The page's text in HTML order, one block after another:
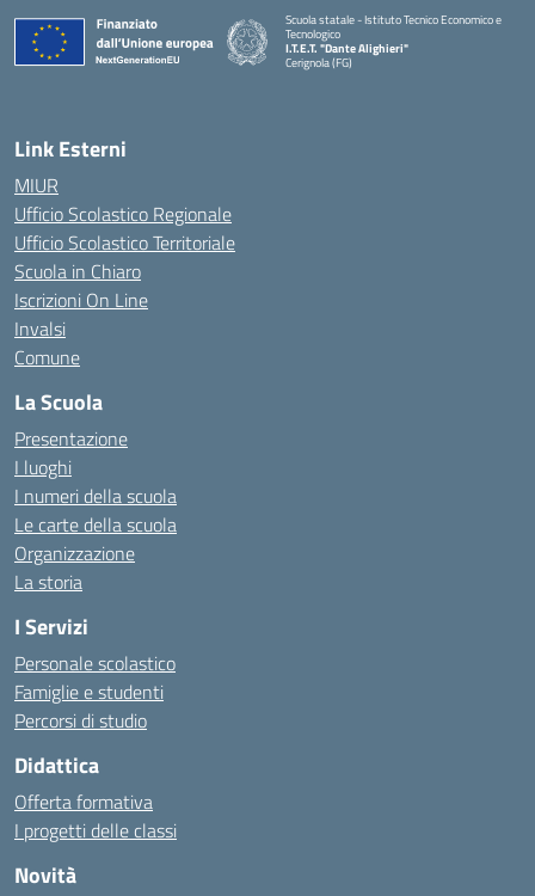
Scuola statale - Istituto Tecnico Economico e
Tecnologico
I.T.E.T. "Dante Alighieri"
Cerignola (FG)
— Visita la pagina iniziale della scuola
Link Esterni
MIUR
Ufficio Scolastico Regionale
Ufficio Scolastico Territoriale
Scuola in Chiaro
Iscrizioni On Line
Invalsi
Comune
La Scuola
Presentazione
I luoghi
I numeri della scuola
Le carte della scuola
Organizzazione
La storia
I Servizi
Personale scolastico
Famiglie e studenti
Percorsi di studio
Didattica
Offerta formativa
I progetti delle classi
Novità